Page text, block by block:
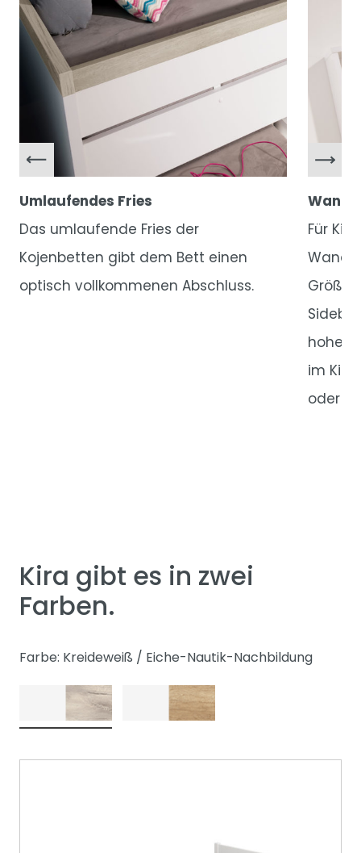
Umlaufendes Fries
Das umlaufende Fries der
Kojenbetten gibt dem Bett einen
optisch vollkommenen Abschluss.
Für
hohen
im
oder
Kira gibt es in zwei
Farben.
Farbe: Kreideweiß / Eiche-Nautik-Nachbildung